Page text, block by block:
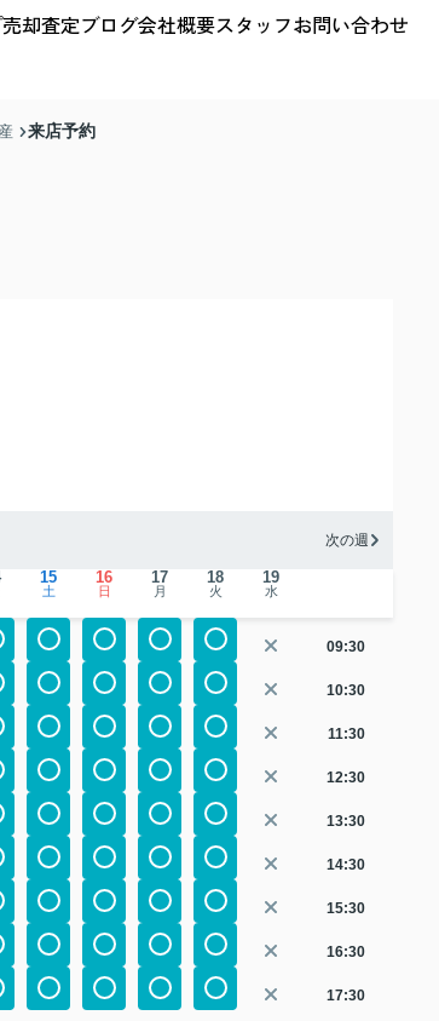
売却査定ブログ会社概要スタッフお問い合わせ
来店予約
次の週
15
土
16
日
17
月
18
火
19
水
09:30
10:30
11:30
12:30
13:30
14:30
15:30
16:30
17:30